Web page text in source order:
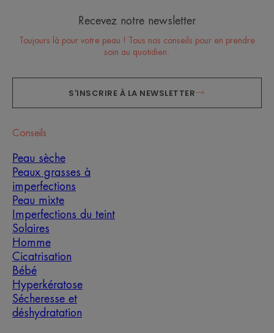
Recevez notre newsletter
Toujours là pour votre peau ! Tous nos conseils pour en prendre
soin au quotidien.
S'INSCRIRE À LA NEWSLETTER
Conseils
Peau sèche
Peaux grasses à
imperfections
Peau mixte
Imperfections du teint
Solaires
Homme
Cicatrisation
Bébé
Hyperkératose
Sécheresse et
déshydratation